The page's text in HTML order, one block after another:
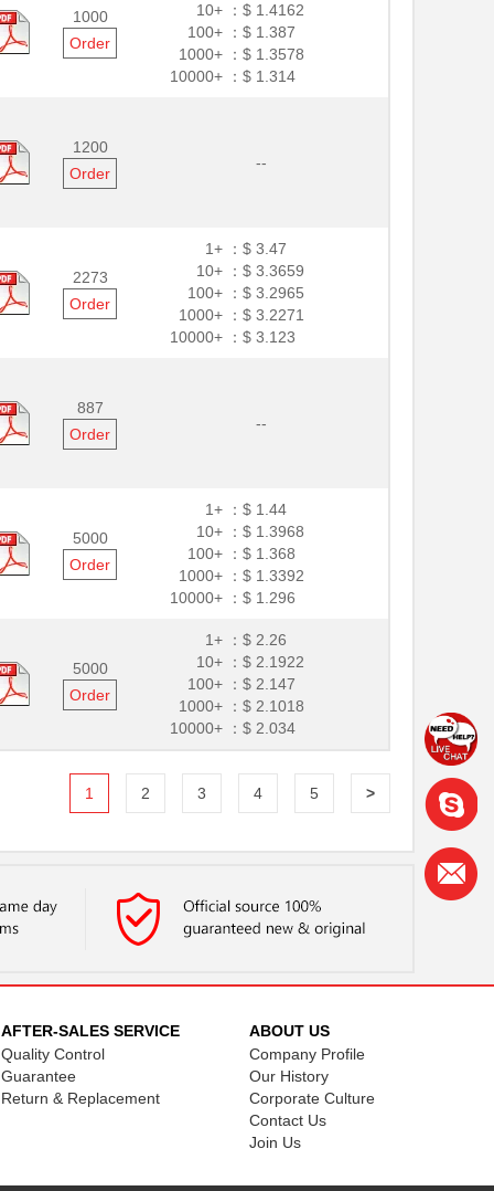
1000
Order
10+ ： $ 1.4162
100+ ： $ 1.387
1000+ ： $ 1.3578
10000+ ： $ 1.314
1200
Order
--
2273
Order
1+ ： $ 3.47
10+ ： $ 3.3659
100+ ： $ 3.2965
1000+ ： $ 3.2271
10000+ ： $ 3.123
887
Order
--
5000
Order
1+ ： $ 1.44
10+ ： $ 1.3968
100+ ： $ 1.368
1000+ ： $ 1.3392
10000+ ： $ 1.296
5000
Order
1+ ： $ 2.26
10+ ： $ 2.1922
100+ ： $ 2.147
1000+ ： $ 2.1018
10000+ ： $ 2.034
1 2 3 4 5 >
AFTER-SALES SERVICE
Quality Control
Guarantee
Return & Replacement
ABOUT US
Company Profile
Our History
Corporate Culture
Contact Us
Join Us